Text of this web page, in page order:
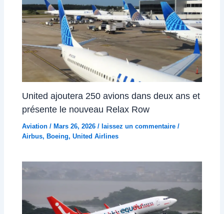
United ajoutera 250 avions dans deux ans et
présente le nouveau Relax Row
Aviation / Mars 26, 2026/ laissez un commentaire /
Airbus, Boeing,United Airlines